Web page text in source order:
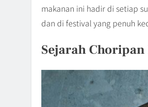
makanan ini hadir di setiap
dan di festival yang penuh
Sejarah